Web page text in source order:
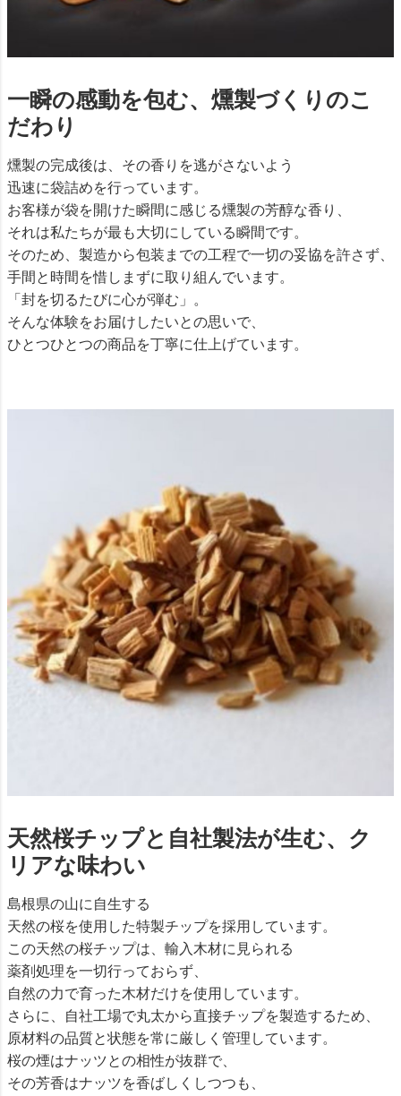
一瞬の感動を包む、燻製づくりのこ
だわり
燻製の完成後は、その香りを逃がさないよう
迅速に袋詰めを行っています。
お客様が袋を開けた瞬間に感じる燻製の芳醇な香り、
それは私たちが最も大切にしている瞬間です。
そのため、製造から包装までの工程で一切の妥協を許さず、
手間と時間を惜しまずに取り組んでいます。
「封を切るたびに心が弾む」。
そんな体験をお届けしたいとの思いで、
ひとつひとつの商品を丁寧に仕上げています。
天然桜チップと自社製法が生む、ク
リアな味わい
島根県の山に自生する
天然の桜を使用した特製チップを採用しています。
この天然の桜チップは、輸入木材に見られる
薬剤処理を一切行っておらず、
自然の力で育った木材だけを使用しています。
さらに、自社工場で丸太から直接チップを製造するため、
原材料の品質と状態を常に厳しく管理しています。
桜の煙はナッツとの相性が抜群で、
その芳香はナッツを香ばしくしつつも、